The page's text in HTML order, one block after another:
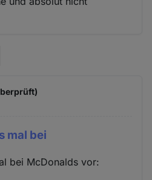
mal bei
bei McDonalds vor: